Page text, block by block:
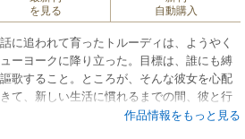
を見る
自動購入
に追われて育ったトルーディは、ようやく
ーヨークに降り立った。目標は、誰にも縛
歌すること。ところが、そんな彼女を心配
て、新しい生活に慣れるまでの間、彼と行
リンクが横にいたら、恋も冒険もできない
作品情報をもっと見る